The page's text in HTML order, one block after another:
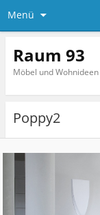
Menü
Raum 93
Möbel und Wohnideen
Poppy2